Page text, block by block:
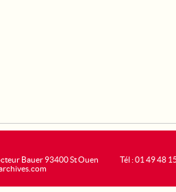
Bauer 93400 St Ouen
Tél : 01 49 48